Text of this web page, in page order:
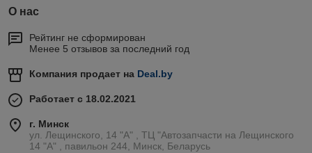
О нас
Рейтинг не сформирован
Менее 5 отзывов за последний год
Компания продает на Deal.by
Работает с 18.02.2021
г. Минск
ул. Лещинского, 14 "А" , ТЦ "Автозапчасти на Лещинcкого
14 "A" , павильон 244, Минск, Беларусь